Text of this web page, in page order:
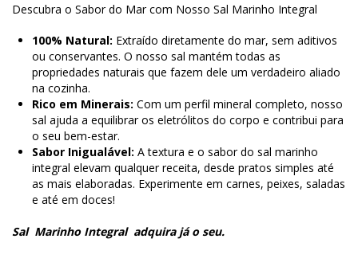
Descubra o Sabor do Mar com Nosso Sal Marinho Integral
100% Natural: Extraído diretamente do mar, sem aditivos
ou conservantes. O nosso sal mantém todas as
propriedades naturais que fazem dele um verdadeiro aliado
na cozinha.
Rico em Minerais: Com um perfil mineral completo, nosso
sal ajuda a equilibrar os eletrólitos do corpo e contribui para
o seu bem-estar.
Sabor Inigualável: A textura e o sabor do sal marinho
integral elevam qualquer receita, desde pratos simples até
as mais elaboradas. Experimente em carnes, peixes, saladas
e até em doces!
Sal Marinho Integral adquira já o seu.